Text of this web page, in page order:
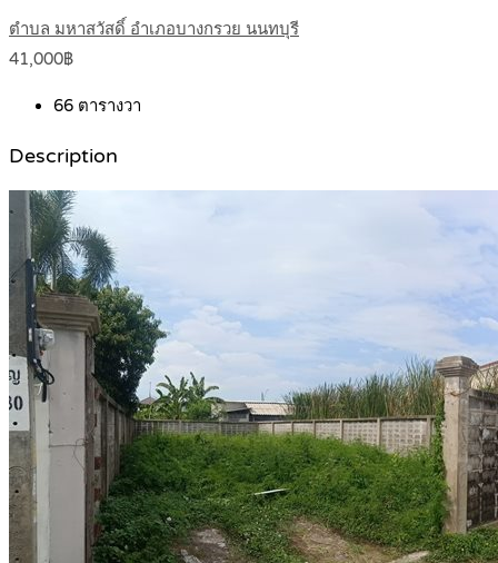
ตำบล มหาสวัสดิ์ อำเภอบางกรวย นนทบุรี
41,000฿
66 ตารางวา
Description